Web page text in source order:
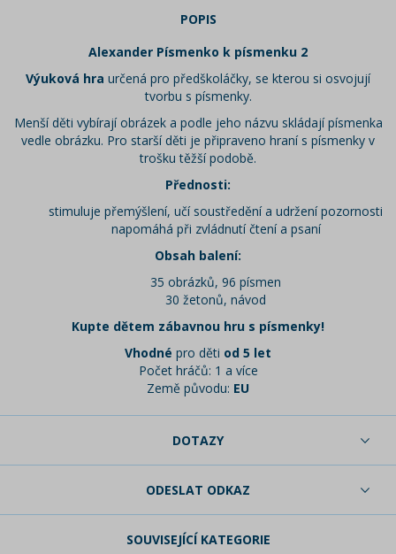
POPIS
Alexander Písmenko k písmenku 2
Výuková hra určená pro předškoláčky, se kterou si osvojují
tvorbu s písmenky.
Menší děti vybírají obrázek a podle jeho názvu skládají písmenka
vedle obrázku. Pro starší děti je připraveno hraní s písmenky v
trošku těžší podobě.
Přednosti:
stimuluje přemýšlení, učí soustředění a udržení pozornosti
napomáhá při zvládnutí čtení a psaní
Obsah balení:
35 obrázků, 96 písmen
30 žetonů, návod
Kupte dětem zábavnou hru s písmenky!
Vhodné pro děti od 5 let
Počet hráčů: 1 a více
Země původu: EU
DOTAZY
ODESLAT ODKAZ
SOUVISEJÍCÍ KATEGORIE